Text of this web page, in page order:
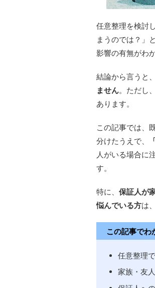
任意整理を検討
まうのでは？」
影響の有無がわ
結論から言うと、
ません。ただし
あります。
この記事では、
分けたうえで、
人がいる場合に
す。
特に、 保証人が
悩んでいる方は
この記事でわ
任意整理で
家族・友